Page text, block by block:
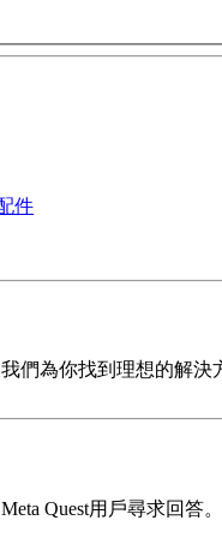
件
們為你找到理想的解決
Quest用戶尋求回答。